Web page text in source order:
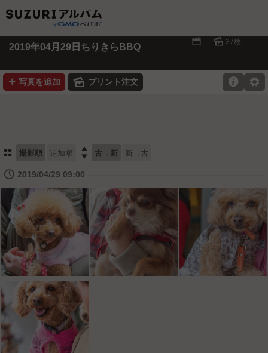
2019年04月29日ちりきらBBQ 📅 --- 🌄 37枚
➕ 写真を追加 🌄 プリント注文 ⚙

⚏ 撮影順 追加順  古→新 新→古
🕔 2019/04/29 09:00